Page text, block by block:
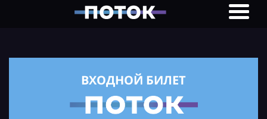
ВХОДНОЙ БИЛЕТ